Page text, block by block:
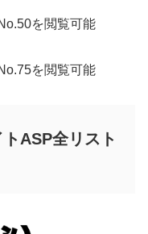
を閲覧可能
を閲覧可能
ASP全リスト